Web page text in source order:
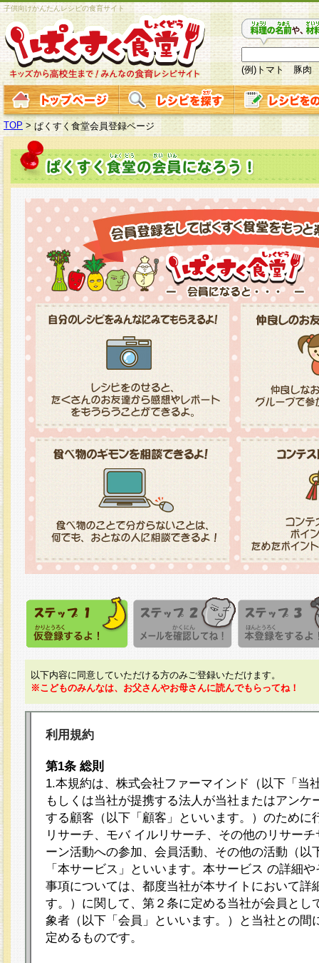
子供向けかんたんレシピの食育サイト
(例)トマト 豚肉
TOP > ぱくすく食堂会員登録ページ
以下内容に同意していただける方のみご登録いただけます。
※こどものみんなは、お父さんやお母さんに読んでもらってね！
利用規約
第1条 総則
1.本規約は、株式会社ファーマインド（以下「当
もしくは当社が提携する法人が当社またはアンケ
する顧客（以下「顧客」といいます。）のために
リサーチ、モバ イルリサーチ、その他のリサー
ーン活動への参加、会員活動、その他の活動（以
「本サービス」といいます。本サービス の詳細
事項については、都度当社が本サイトにおいて詳
す。）に関して、第２条に定める当社が会員とし
象者（以下「会員」といいます。）と当社との間
定めるものです。